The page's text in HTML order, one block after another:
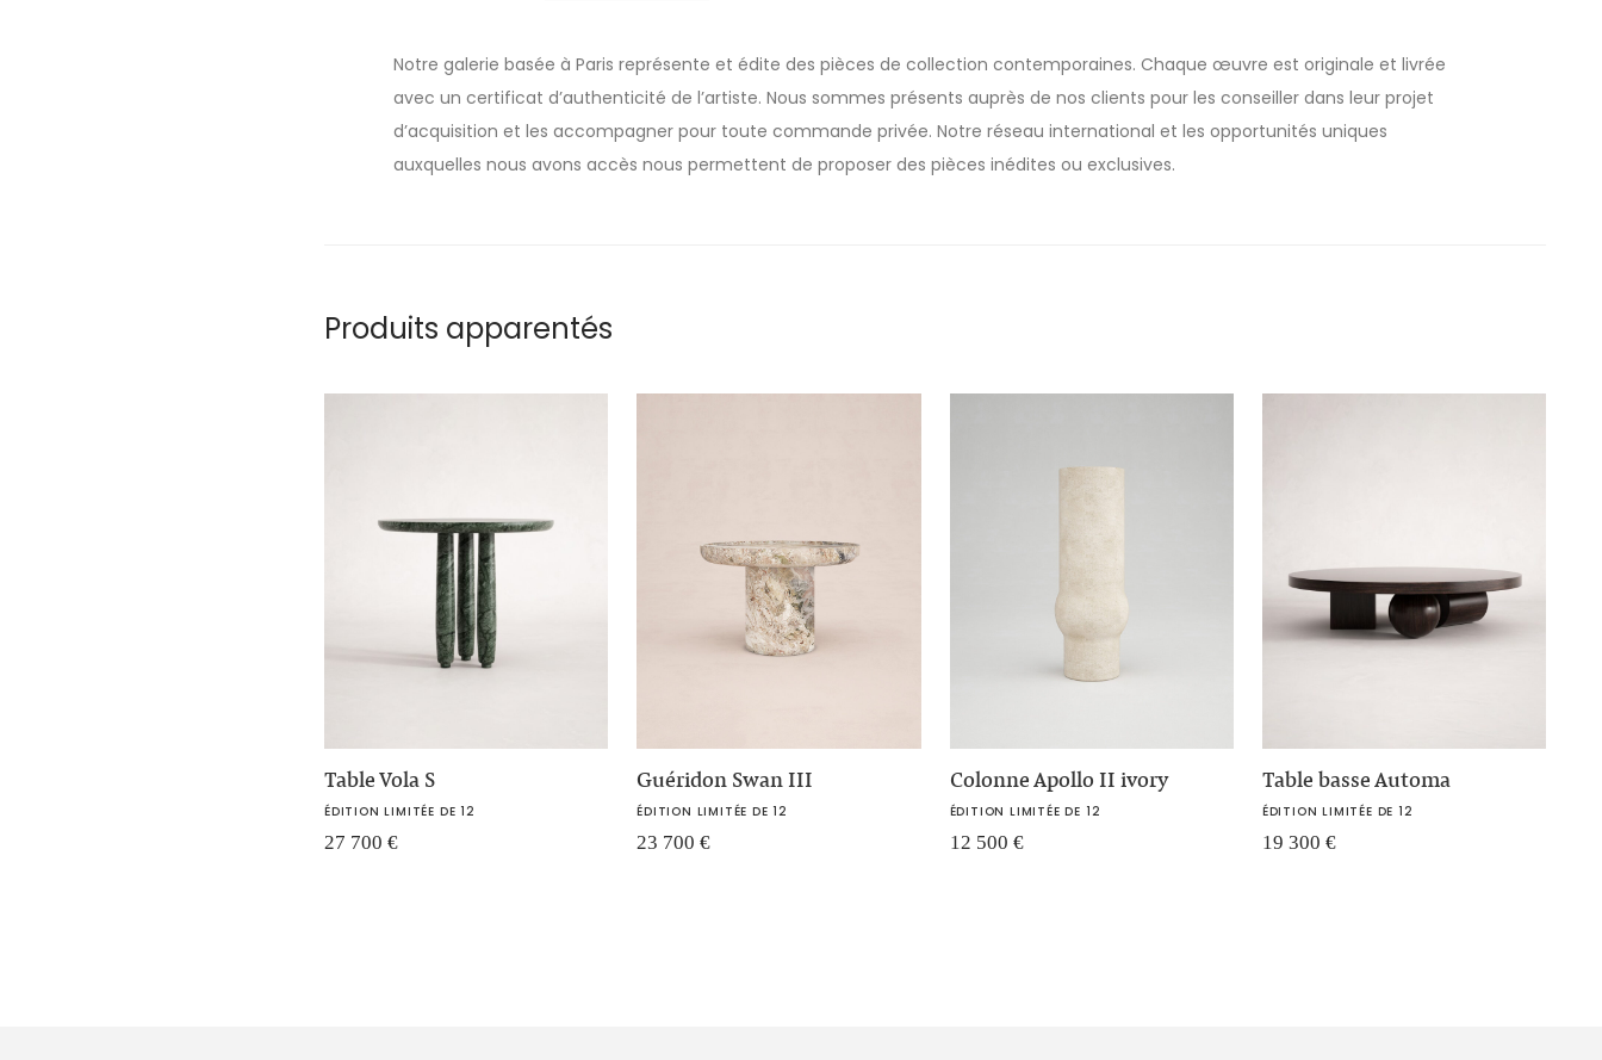
Notre galerie basée à Paris représente et édite des pièces de collection contemporaines. Chaque œuvre est originale et livrée
avec un certificat d’authenticité de l’artiste. Nous sommes présents auprès de nos clients pour les conseiller dans leur projet
d’acquisition et les accompagner pour toute commande privée. Notre réseau international et les opportunités uniques
auxquelles nous avons accès nous permettent de proposer des pièces inédites ou exclusives.
Produits apparentés
Table Vola S
ÉDITION LIMITÉE DE 12
27 700 €
Guéridon Swan III
ÉDITION LIMITÉE DE 12
23 700€
Colonne Apollo II ivory
ÉDITION LIMITÉE DE 12
12 500 €
Table basse Automa
ÉDITION LIMITÉE DE 12
19 300 €